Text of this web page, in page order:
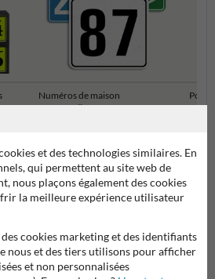
Numéros de maison
Personnalisés
et plaques numéro de maison
et des technologies similaires. En
qui permettent au site web de
nous plaçons également des cookies
la meilleure expérience utilisateur
cookies marketing et des identifiants
nous et des tiers utilisons pour afficher
et non personnalisées